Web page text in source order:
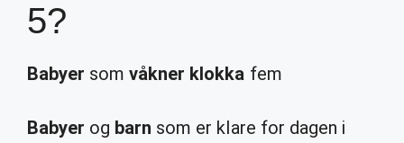
5?
Babyer somvåkner klokka fem
Babyer og barn som er klare for dagen i